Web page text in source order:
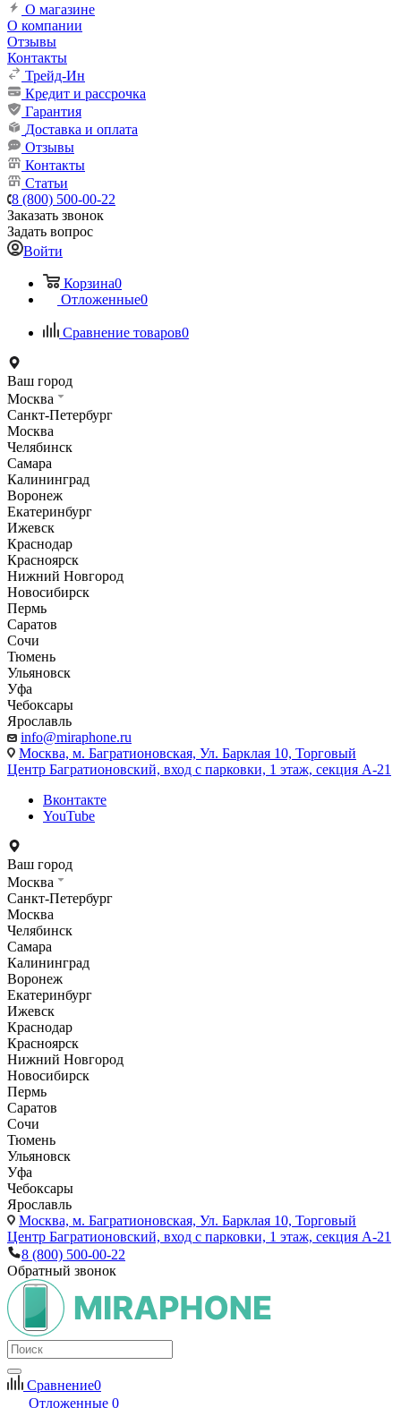
О магазине
О компании
Отзывы
Контакты
Трейд-Ин
Кредит и рассрочка
Гарантия
Доставка и оплата
Отзывы
Контакты
Статьи
8 (800) 500-00-22
Заказать звонок
Задать вопрос
Войти
Корзина0
Отложенные0
Сравнение товаров0
Ваш город
Москва
Санкт-Петербург
Москва
Челябинск
Самара
Калининград
Воронеж
Екатеринбург
Ижевск
Краснодар
Красноярск
Нижний Новгород
Новосибирск
Пермь
Саратов
Сочи
Тюмень
Ульяновск
Уфа
Чебоксары
Ярославль
info@miraphone.ru
Москва, м. Багратионовская, Ул. Барклая 10, Торговый
Центр Багратионовский, вход с парковки, 1 этаж, секция А-21
Вконтакте
YouTube
Ваш город
Москва
Санкт-Петербург
Москва
Челябинск
Самара
Калининград
Воронеж
Екатеринбург
Ижевск
Краснодар
Красноярск
Нижний Новгород
Новосибирск
Пермь
Саратов
Сочи
Тюмень
Ульяновск
Уфа
Чебоксары
Ярославль
Москва, м. Багратионовская, Ул. Барклая 10, Торговый
Центр Багратионовский, вход с парковки, 1 этаж, секция А-21
8 (800) 500-00-22
Обратный звонок
Сравнение0
Отложенные 0